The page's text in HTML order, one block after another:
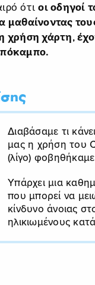
ότιοι οδηγοί
μαθαίνοντας
χρήση χάρτη,
Διαβάσαμε τι
μας η χρήση του
(λίγο) φοβηθήκαμε
Υπάρχει μια
που μπορεί να
κίνδυνο άνοιας
ηλικιωμένους